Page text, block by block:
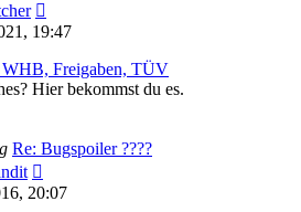
Beitrag
19:47
WHB, Freigaben, TÜV
Hier bekommst du es.
Re: Bugspoiler ????
Beitrag
20:07